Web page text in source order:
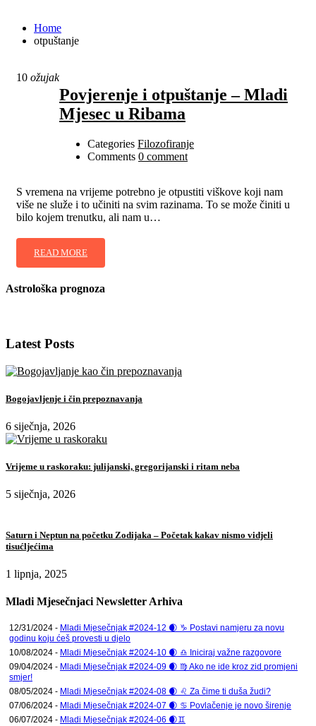
Home
otpuštanje
10 ožujak
Povjerenje i otpuštanje – Mladi
Mjesec u Ribama
Categories Filozofiranje
Comments 0 comment
S vremena na vrijeme potrebno je otpustiti viškove koji nam
više ne služe i to učiniti na svim razinama. To se može činiti u
bilo kojem trenutku, ali nam u…
READ MORE
Astrološka prognoza
Latest Posts
Bogojavljenje i čin prepoznavanja
6 siječnja, 2026
Vrijeme u raskoraku: julijanski, gregorijanski i ritam neba
5 siječnja, 2026
Saturn i Neptun na početku Zodijaka – Početak kakav nismo vidjeli
tisućljećima
1 lipnja, 2025
Mladi Mjesečnjaci Newsletter Arhiva
12/31/2024 - Mladi Mjesečnjak #2024-12 🌒 ♑ Postavi namjeru za novu
godinu koju ćeš provesti u djelo
10/08/2024 - Mladi Mjesečnjak #2024-10 🌒 ♎ Iniciraj važne razgovore
09/04/2024 - Mladi Mjesečnjak #2024-09 🌒 ♍ Ako ne ide kroz zid promjeni
smjer!
08/05/2024 - Mladi Mjesečnjak #2024-08 🌒 ♌ Za čime ti duša žudi?
07/06/2024 - Mladi Mjesečnjak #2024-07 🌒 ♋ Povlačenje je novo širenje
06/07/2024 - Mladi Mjesečnjak #2024-06 🌒♊